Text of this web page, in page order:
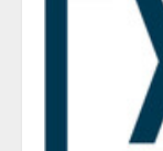
Gen